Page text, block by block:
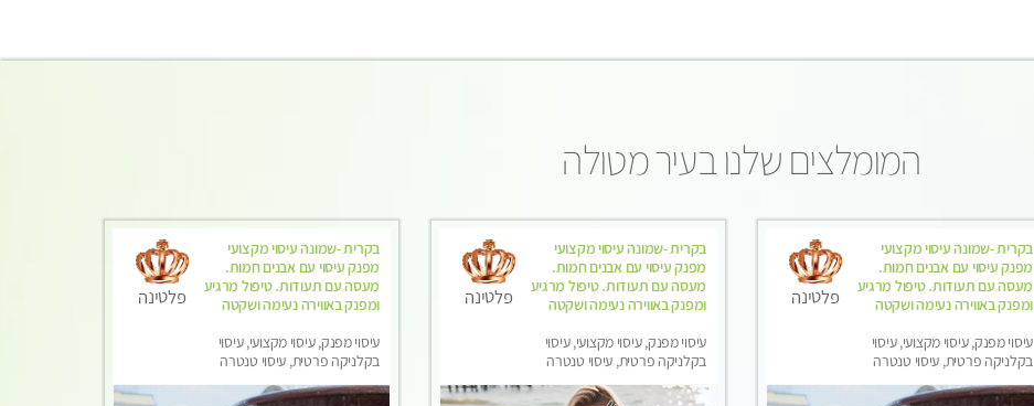
המומלצים שלנו בעיר מטולה
בקרית -שמונה עיסוי מקצועי
מפנק עיסוי עם אבנים חמות.
מעסה עם תעודות. טיפול מרגיע
ומפנק באווירה נעימה ושקטה
עיסוי מפנק, עיסוי מקצועי, עיסוי
בקלניקה פרטית, עיסוי טנטרה
פלטינה
בקרית -שמונה עיסוי מקצועי
מפנק עיסוי עם אבנים חמות.
מעסה עם תעודות. טיפול מרגיע
ומפנק באווירה נעימה ושקטה
עיסוי מפנק, עיסוי מקצועי, עיסוי
בקלניקה פרטית, עיסוי טנטרה
פלטינה
בקרית -שמונה עיסוי מקצועי
מפנק עיסוי עם אבנים חמות.
מעסה עם תעודות. טיפול מרגיע
ומפנק באווירה נעימה ושקטה
עיסוי מפנק, עיסוי מקצועי, עיסוי
בקלניקה פרטית, עיסוי טנטרה
פלטינה